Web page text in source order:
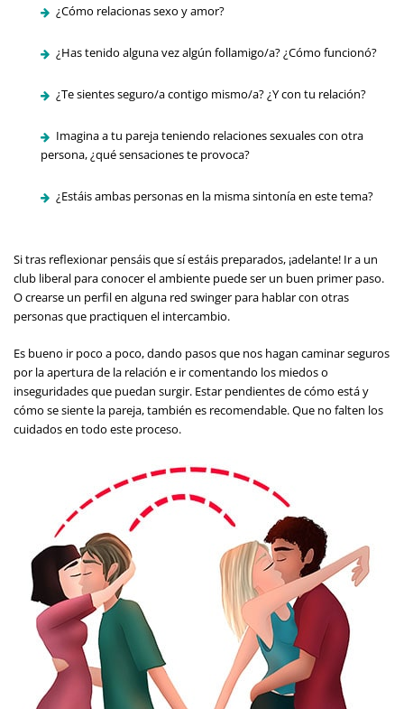
¿Cómo relacionas sexo y amor?
¿Has tenido alguna vez algún follamigo/a? ¿Cómo funcionó?
¿Te sientes seguro/a contigo mismo/a? ¿Y con tu relación?
Imagina a tu pareja teniendo relaciones sexuales con otra
persona, ¿qué sensaciones te provoca?
¿Estáis ambas personas en la misma sintonía en este tema?
Si tras reflexionar pensáis que sí estáis preparados, ¡adelante! Ir a un
club liberal para conocer el ambiente puede ser un buen primer paso.
O crearse un perfil en alguna red swinger para hablar con otras
personas que practiquen el intercambio.
Es bueno ir poco a poco, dando pasos que nos hagan caminar seguros
por la apertura de la relación e ir comentando los miedos o
inseguridades que puedan surgir. Estar pendientes de cómo está y
cómo se siente la pareja, también es recomendable. Que no falten los
cuidados en todo este proceso.